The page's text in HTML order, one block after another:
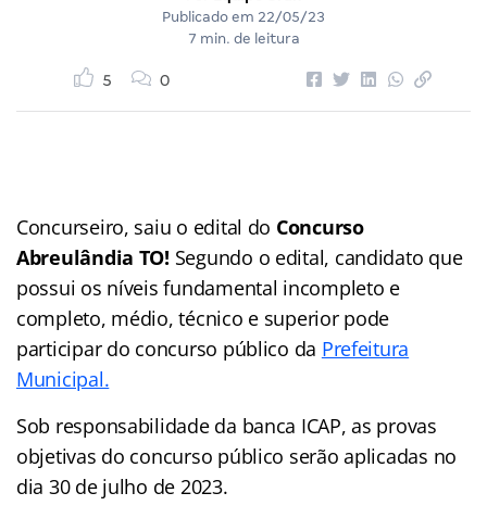
Publicado em 22/05/23
7 min. de leitura
5 0
Concurseiro, saiu o edital do Concurso
Abreulândia TO! Segundo o edital, candidato que
possui os níveis fundamental incompleto e
completo, médio, técnico e superior pode
participar do concurso público da Prefeitura
Municipal.
Sob responsabilidade da banca ICAP, as provas
objetivas do concurso público serão aplicadas no
dia 30 de julho de 2023.